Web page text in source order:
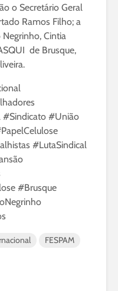
o Secretário Geral
Ramos Filho; a
Negrinho, Cintia
de Brusque,
#Sindicato #União
#LutaSindical
#Brusque
FESPAM